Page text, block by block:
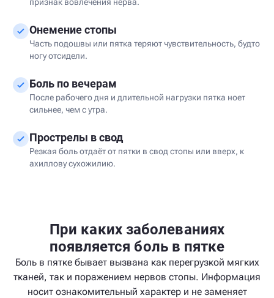
Онемение стопы
Часть подошвы или пятка теряют чувствительность, будто
ногу отсидели.
Боль по вечерам
После рабочего дня и длительной нагрузки пятка ноет
сильнее, чем с утра.
Прострелы в свод
Резкая боль отдаёт от пятки в свод стопы или вверх, к
ахиллову сухожилию.
При каких заболеваниях
появляется боль в пятке
Боль в пятке бывает вызвана как перегрузкой мягких
тканей, так и поражением нервов стопы. Информация
носит ознакомительный характер и не заменяет